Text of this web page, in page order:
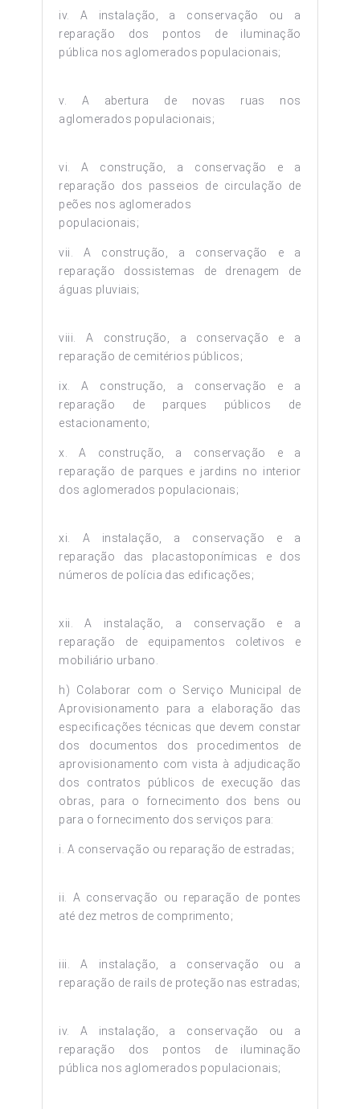
iv. A instalação, a conservação ou a
reparação dos pontos de iluminação
pública nos aglomerados populacionais;
v. A abertura de novas ruas nos
aglomerados populacionais;
vi. A construção, a conservação e a
reparação dos passeios de circulação de
peões nos aglomerados
populacionais;
vii. A construção, a conservação e a
reparação dossistemas de drenagem de
águas pluviais;
viii. A construção, a conservação e a
reparação de cemitérios públicos;
ix. A construção, a conservação e a
reparação de parques públicos de
estacionamento;
x. A construção, a conservação e a
reparação de parques e jardins no interior
dos aglomerados populacionais;
xi. A instalação, a conservação e a
reparação das placastoponímicas e dos
números de polícia das edificações;
xii. A instalação, a conservação e a
reparação de equipamentos coletivos e
mobiliário urbano.
h) Colaborar com o Serviço Municipal de
Aprovisionamento para a elaboração das
especificações técnicas que devem constar
dos documentos dos procedimentos de
aprovisionamento com vista à adjudicação
dos contratos públicos de execução das
obras, para o fornecimento dos bens ou
para o fornecimento dos serviços para:
i. A conservação ou reparação de estradas;
ii. A conservação ou reparação de pontes
até dez metros de comprimento;
iii. A instalação, a conservação ou a
reparação de rails de proteção nas estradas;
iv. A instalação, a conservação ou a
reparação dos pontos de iluminação
pública nos aglomerados populacionais;